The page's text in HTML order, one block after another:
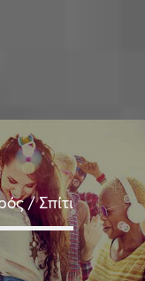
/ Σπίτι